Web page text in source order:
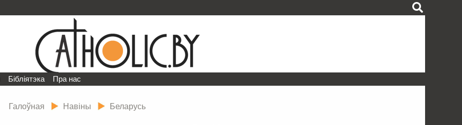
Бібліятэка Пра нас
Галоўная Навіны Беларусь